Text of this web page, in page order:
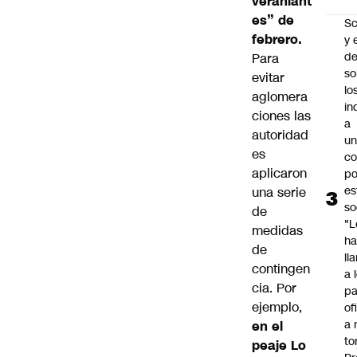
es” de
febrero.
Para
evitar
aglomera
ciones las
autoridad
es
aplicaron
una serie
de
medidas
de
contingen
cia. Por
ejemplo,
en el
peaje Lo
y
a
a
a